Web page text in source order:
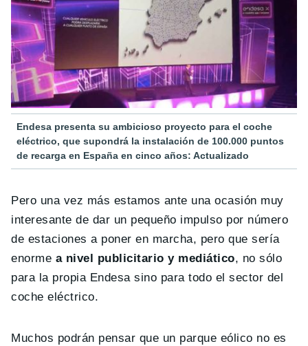
Endesa presenta su ambicioso proyecto para el coche
eléctrico, que supondrá la instalación de 100.000 puntos
de recarga en España en cinco años: Actualizado
Pero una vez más estamos ante una ocasión muy
interesante de dar un pequeño impulso por número
de estaciones a poner en marcha, pero que sería
enorme a nivel publicitario y mediático, no sólo
para la propia Endesa sino para todo el sector del
coche eléctrico.
Muchos podrán pensar que un parque eólico no es